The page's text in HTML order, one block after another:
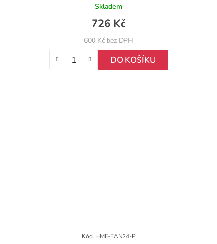
Skladem
600 Kč bez DPH
726 Kč
DO KOŠÍKU
Kód: HMF-EAN24-P